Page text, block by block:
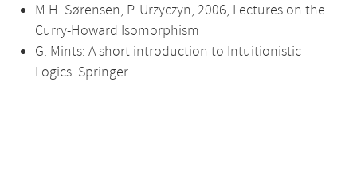
M.H. Sørensen, P. Urzyczyn, 2006, Lectures on the
Curry-Howard Isomorphism
G. Mints: A short introduction to Intuitionistic
Logics. Springer.